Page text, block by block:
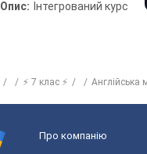
Опис: Інтегрований курс
⚡ 7 клас ⚡
Про компанію